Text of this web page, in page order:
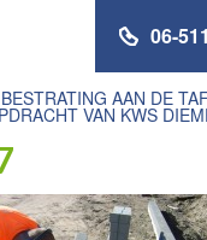
06-
BESTRATING AAN DE
VAN KWS